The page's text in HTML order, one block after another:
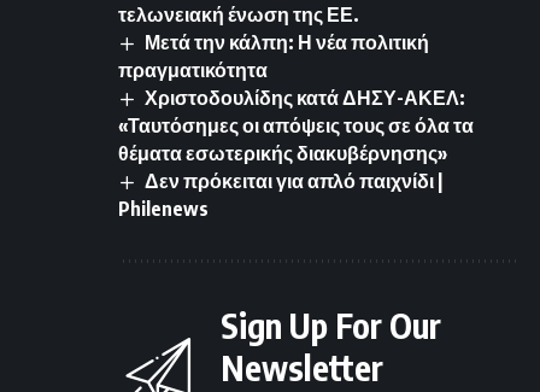
τελωνειακή ένωση της ΕΕ.
Μετά την κάλπη: Η νέα πολιτική
πραγματικότητα
Χριστοδουλίδης κατά ΔΗΣΥ-ΑΚΕΛ:
«Ταυτόσημες οι απόψεις τους σε όλα τα
θέματα εσωτερικής διακυβέρνησης»
Δεν πρόκειται για απλό παιχνίδι |
Philenews
Sign Up For Our
Newsletter